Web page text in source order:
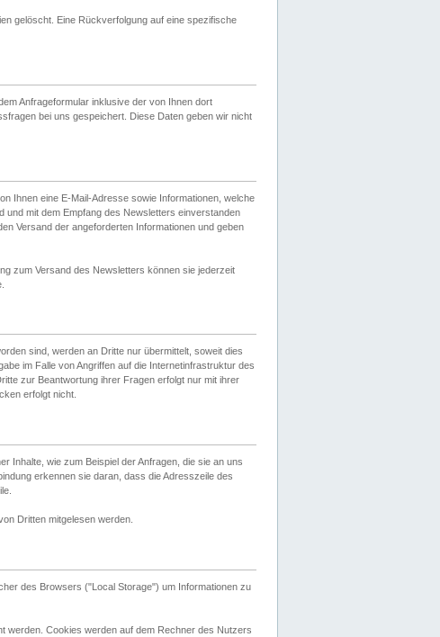
gelöscht. Eine Rückverfolgung auf eine spezifische
Anfrageformular inklusive der von Ihnen dort
bei uns gespeichert. Diese Daten geben wir nicht
Ihnen eine E-Mail-Adresse sowie Informationen, welche
mit dem Empfang des Newsletters einverstanden
Versand der angeforderten Informationen und geben
zum Versand des Newsletters können sie jederzeit
sind, werden an Dritte nur übermittelt, soweit dies
im Falle von Angriffen auf die Internetinfrastruktur des
zur Beantwortung ihrer Fragen erfolgt nur mit ihrer
erfolgt nicht.
Inhalte, wie zum Beispiel der Anfragen, die sie an uns
erkennen sie daran, dass die Adresszeile des
Dritten mitgelesen werden.
des Browsers ("Local Storage") um Informationen zu
werden. Cookies werden auf dem Rechner des Nutzers